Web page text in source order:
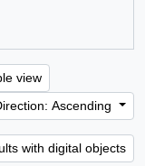
view
Ascending
with digital objects